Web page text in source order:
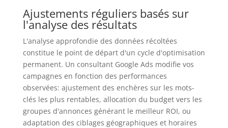
Ajustements réguliers basés sur
l'analyse des résultats
L'analyse approfondie des données récoltées
constitue le point de départ d'un cycle d'optimisation
permanent. Un consultant Google Ads modifie vos
campagnes en fonction des performances
observées: ajustement des enchères sur les mots-
clés les plus rentables, allocation du budget vers les
groupes d'annonces générant le meilleur ROI, ou
adaptation des ciblages géographiques et horaires